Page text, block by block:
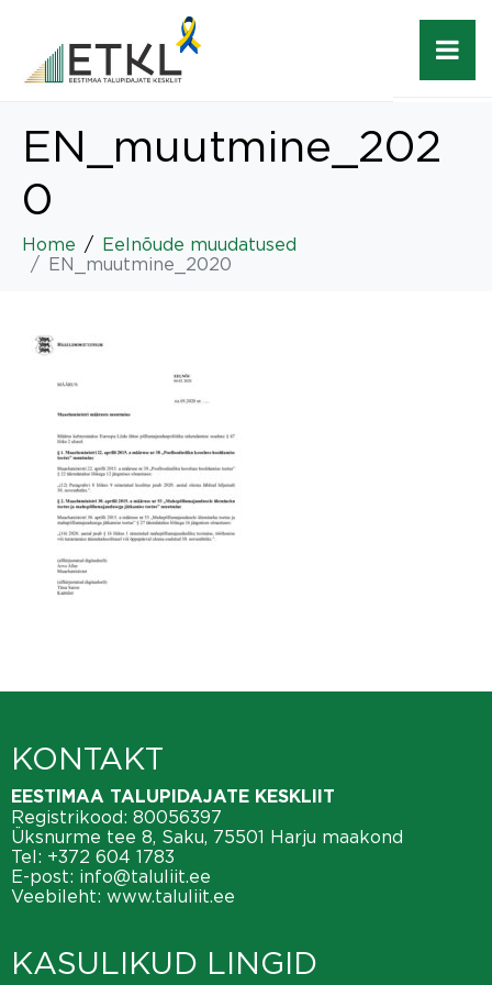
EN_muutmine_202
0
Home
Eelnõude muudatused
EN_muutmine_2020
KONTAKT
EESTIMAA TALUPIDAJATE KESKLIIT
Registrikood: 80056397
Üksnurme tee 8, Saku, 75501 Harju maakond
Tel: +372 604 1783
E-post: info@taluliit.ee
Veebileht: www.taluliit.ee
KASULIKUD LINGID